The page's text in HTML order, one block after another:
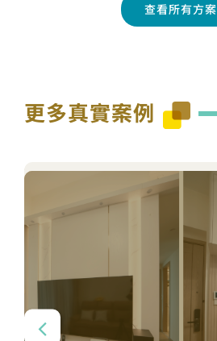
查看所有方案
更多真實案例